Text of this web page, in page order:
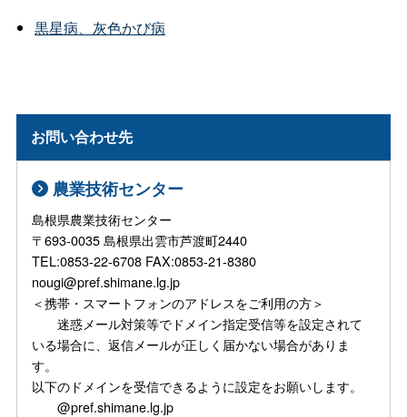
黒星病、灰色かび病
お問い合わせ先
農業技術センター
島根県農業技術センター
〒693-0035 島根県出雲市芦渡町2440
TEL:0853-22-6708 FAX:0853-21-8380
nougi@pref.shimane.lg.jp
＜携帯・スマートフォンのアドレスをご利用の方＞
迷惑メール対策等でドメイン指定受信等を設定されて
いる場合に、返信メールが正しく届かない場合がありま
す。
以下のドメインを受信できるように設定をお願いします。
@pref.shimane.lg.jp